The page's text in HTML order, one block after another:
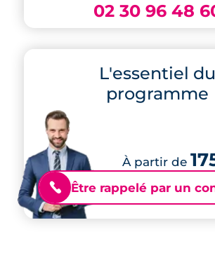
02 30 96 48
L'essentiel du
programme
À partir de
📞 Être rappelé par un